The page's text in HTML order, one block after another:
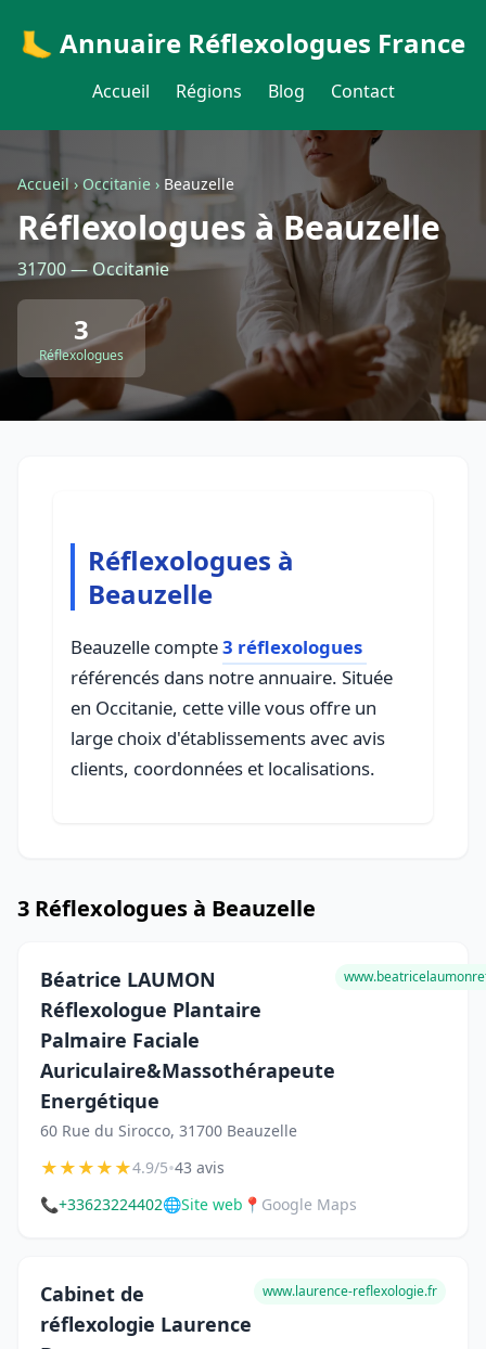
🦶 Annuaire Réflexologues France
Accueil Régions Blog Contact
Accueil›Occitanie › Beauzelle
Réflexologues à Beauzelle
31700 — Occitanie
3
Réflexologues
Réflexologues à
Beauzelle
Beauzelle compte3 réflexologues
référencés dans notre annuaire. Située
en Occitanie, cette ville vous offre un
large choix d'établissements avec avis
clients, coordonnées et localisations.
3 Réflexologues à Beauzelle
Béatrice LAUMON
Réflexologue Plantaire
Palmaire Faciale
Auriculaire&Massothérapeute
Energétique
60 Rue du Sirocco, 31700 Beauzelle
★★★★★4.9/5•43 avis
📞+33623224402🌐Site web 📍 Google Maps
Cabinet de
réflexologie Laurence
www.laurence-reflexologie.fr